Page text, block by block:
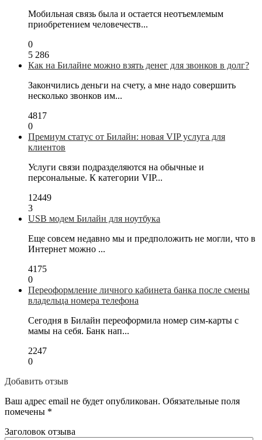
Мобильная связь была и остается неотъемлемым
приобретением человечеств...
0
5 286
Как на Билайне можно взять денег для звонков в долг?
Закончились деньги на счету, а мне надо совершить
несколько звонков им...
4817
0
Премиум статус от Билайн: новая VIP услуга для
клиентов
Услуги связи подразделяются на обычные и
персональные. К категории VIP...
12449
3
USB модем Билайн для ноутбука
Еще совсем недавно мы и предположить не могли, что в
Интернет можно ...
4175
0
Переоформление личного кабинета банка после смены
владельца номера телефона
Сегодня в Билайн переоформила номер сим-карты с
мамы на себя. Банк нап...
2247
0
Добавить отзыв
Ваш адрес email не будет опубликован. Обязательные поля
помечены *
Заголовок отзыва